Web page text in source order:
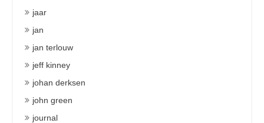
jaar
jan
jan terlouw
jeff kinney
johan derksen
john green
journal